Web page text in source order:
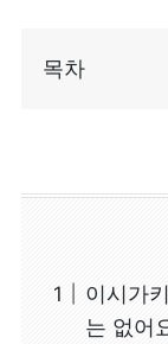
목차
이시가키
이시가
이시가키
세요!
이시가
는 없어